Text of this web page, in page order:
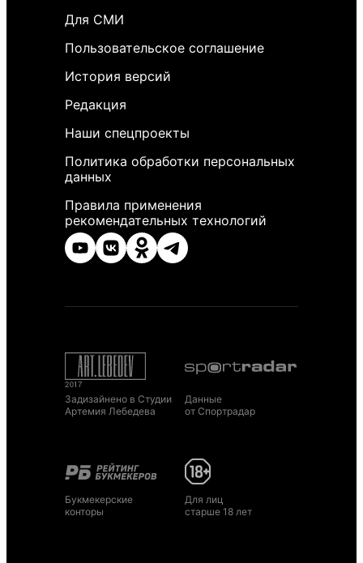
Для СМИ
Пользовательское соглашение
История версий
Редакция
Наши спецпроекты
Политика обработки персональных
данных
Правила применения
рекомендательных технологий
Задизайнено в Студии
Артемия Лебедева
Данные
от Спортрадар
Букмекерские
конторы
Для лиц
старше 18 лет